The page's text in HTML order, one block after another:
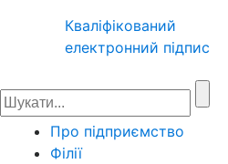
Кваліфікований
електронний підпис
Про підприємство
Філії